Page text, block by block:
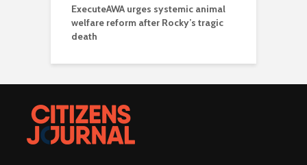
ExecuteAWA urges systemic animal
welfare reform after Rocky’s tragic
death